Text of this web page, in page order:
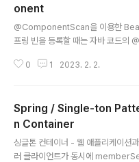
onent
@ComponentScan을 이용한
프링 빈을 등록할 때는 자바 코드의
할 빈들을 나열했었다. 예제에서는 몇
그래서 스프링은 설정정보 없이 자동
록하는 컴포넌트 스캔이라는 기능을
동으로 주입하는 @Autowired라는
ge hello.core; import
0 1 2023. 2. 2.
Spring / Single-ton
n Container
싱글톤 컨테이너 - 웹 애플리케이션
러 클라이언트가 동시에